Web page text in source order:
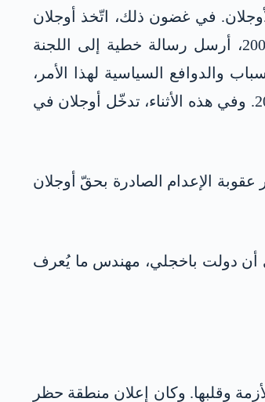
في غضون ذلك، اتّخذ أوجلان
خطوات أخرى إضافية لإظهار أن التنظيم طوع أمره ورهن إشارته دون قيد أو شرط. فعلى سبيل المثال، في آب 2000، أرسل رسالة خطية إلى اللجنة
والدوافع السياسية لهذا الأمر،
وبناءً على هذا الأمر، هاجم حزب العمال الكوردستاني قوات البيشمركة التابعة للاتّحاد الوطني الكردستاني في أيلول 2000. وفي هذه الأثناء، تدخّل أوجلان في
لمنع إقرار عقوبة الإعدام الصادرة بحقّ أوجلان
أن دولت باخجلي، مهندس ما يُعرف
وقلبها. وكان إعلان منطقة حظر